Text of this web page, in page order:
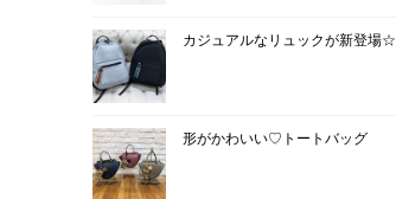
カジュアルなリュックが新登場☆
形がかわいい♡トートバッグ